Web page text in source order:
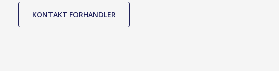
KONTAKT FORHANDLER